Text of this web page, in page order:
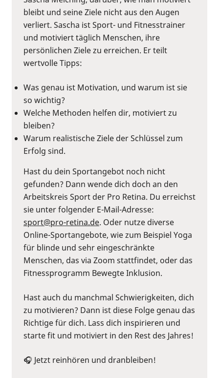
bleibt und seine Ziele nicht aus den Augen
verliert. Sascha ist Sport- und Fitnesstrainer
und motiviert täglich Menschen, ihre
persönlichen Ziele zu erreichen. Er teilt
wertvolle Tipps:
Was genau ist Motivation, und warum ist sie
so wichtig?
Welche Methoden helfen dir, motiviert zu
bleiben?
Warum realistische Ziele der Schlüssel zum
Erfolg sind.
Hast du dein Sportangebot noch nicht
gefunden? Dann wende dich doch an den
Arbeitskreis Sport der Pro Retina. Du erreichst
sie unter folgender E-Mail-Adresse:
sport@pro-retina.de. Oder nutze diverse
Online-Sportangebote, wie zum Beispiel Yoga
für blinde und sehr eingeschränkte
Menschen, das via Zoom stattfindet, oder das
Fitnessprogramm Bewegte Inklusion.
Hast auch du manchmal Schwierigkeiten, dich
zu motivieren? Dann ist diese Folge genau das
Richtige für dich. Lass dich inspirieren und
starte fit und motiviert in den Rest des Jahres!
🎧 Jetzt reinhören und dranbleiben!